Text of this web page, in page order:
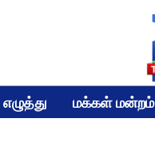
மக்கள் மன்றம்